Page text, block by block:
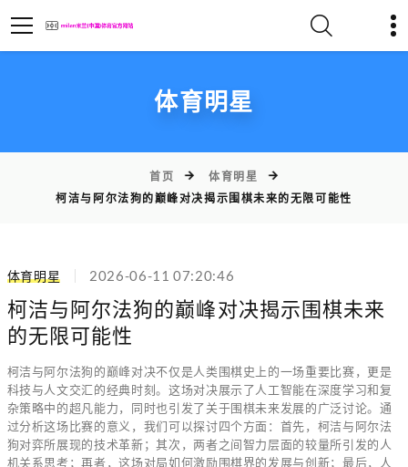
体育明星
首页
体育明星
柯洁与阿尔法狗的巅峰对决揭示围棋未来的无限可能性
体育明星 2026-06-11 07:20:46
柯洁与阿尔法狗的巅峰对决揭示围棋未来
的无限可能性
柯洁与阿尔法狗的巅峰对决不仅是人类围棋史上的一场重要比赛，更是
科技与人文交汇的经典时刻。这场对决展示了人工智能在深度学习和复
杂策略中的超凡能力，同时也引发了关于围棋未来发展的广泛讨论。通
过分析这场比赛的意义，我们可以探讨四个方面：首先，柯洁与阿尔法
狗对弈所展现的技术革新；其次，两者之间智力层面的较量所引发的人
机关系思考；再者，这场对局如何激励围棋界的发展与创新；最后，人